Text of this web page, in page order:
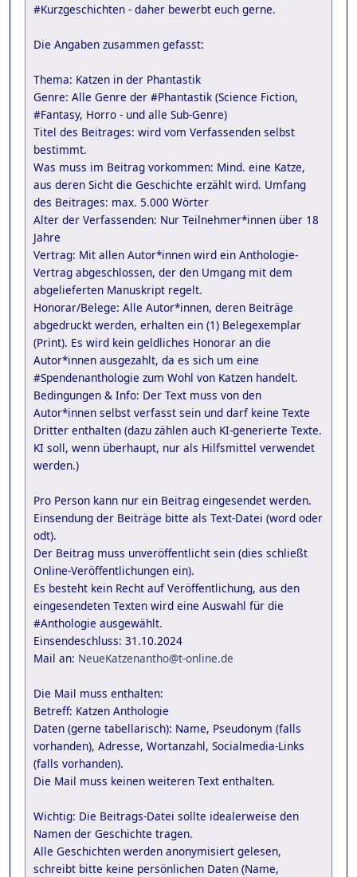
#Kurzgeschichten - daher bewerbt euch gerne.
Die Angaben zusammen gefasst:
Thema: Katzen in der Phantastik
Genre: Alle Genre der #Phantastik (Science Fiction,
#Fantasy, Horro - und alle Sub-Genre)
Titel des Beitrages: wird vom Verfassenden selbst
bestimmt.
Was muss im Beitrag vorkommen: Mind. eine Katze,
aus deren Sicht die Geschichte erzählt wird. Umfang
des Beitrages: max. 5.000 Wörter
Alter der Verfassenden: Nur Teilnehmer*innen über 18
Jahre
Vertrag: Mit allen Autor*innen wird ein Anthologie-
Vertrag abgeschlossen, der den Umgang mit dem
abgelieferten Manuskript regelt.
Honorar/Belege: Alle Autor*innen, deren Beiträge
abgedruckt werden, erhalten ein (1) Belegexemplar
(Print). Es wird kein geldliches Honorar an die
Autor*innen ausgezahlt, da es sich um eine
#Spendenanthologie zum Wohl von Katzen handelt.
Bedingungen & Info: Der Text muss von den
Autor*innen selbst verfasst sein und darf keine Texte
Dritter enthalten (dazu zählen auch KI-generierte Texte.
KI soll, wenn überhaupt, nur als Hilfsmittel verwendet
werden.)
Pro Person kann nur ein Beitrag eingesendet werden.
Einsendung der Beiträge bitte als Text-Datei (word oder
odt).
Der Beitrag muss unveröffentlicht sein (dies schließt
Online-Veröffentlichungen ein).
Es besteht kein Recht auf Veröffentlichung, aus den
eingesendeten Texten wird eine Auswahl für die
#Anthologie ausgewählt.
Einsendeschluss: 31.10.2024
Mail an: NeueKatzenantho@t-online.de
Die Mail muss enthalten:
Betreff: Katzen Anthologie
Daten (gerne tabellarisch): Name, Pseudonym (falls
vorhanden), Adresse, Wortanzahl, Socialmedia-Links
(falls vorhanden).
Die Mail muss keinen weiteren Text enthalten.
Wichtig: Die Beitrags-Datei sollte idealerweise den
Namen der Geschichte tragen.
Alle Geschichten werden anonymisiert gelesen,
schreibt bitte keine persönlichen Daten (Name,